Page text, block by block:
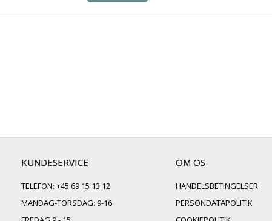
KUNDESERVICE
TELEFON: +45 69 15 13 12
MANDAG-TORSDAG: 9-16
OM OS
HANDELSBETINGELSER
PERSONDATAPOLITIK